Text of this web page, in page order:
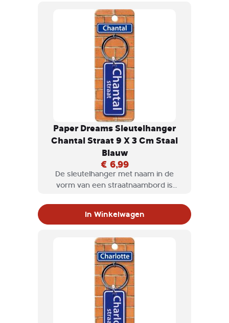
Paper Dreams Sleutelhanger
Chantal Straat 9 X 3 Cm Staal
Blauw
€ 6,99
De sleutelhanger met naam in de
vorm van een straatnaambord is
jezelf om te krijgen.
In Winkelwagen